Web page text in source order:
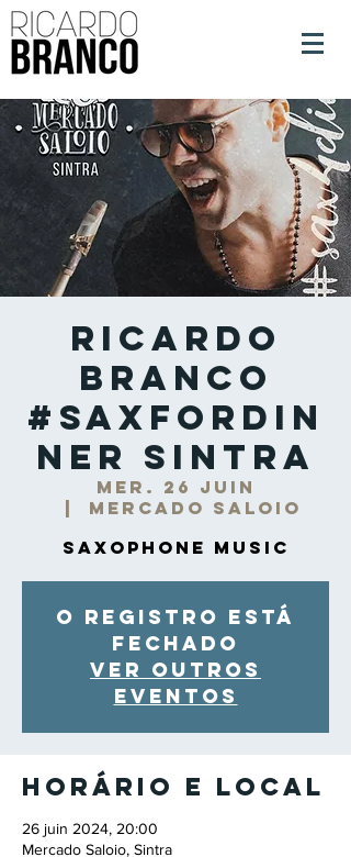
Ricardo
Branco
#SaxForDin
ner Sintra
mer. 26 juin
Mercado Saloio
Saxophone Music
O registro está
fechado
Ver outros
eventos
Horário e local
26 juin 2024, 20:00
Mercado Saloio, Sintra